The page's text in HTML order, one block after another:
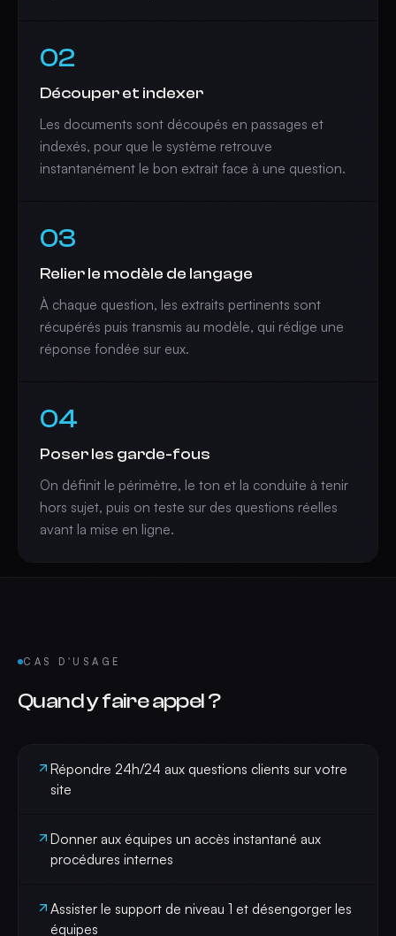
02
Découper et indexer
Les documents sont découpés en passages et
indexés, pour que le système retrouve
instantanément le bon extrait face à une question.
03
Relier le modèle de langage
À chaque question, les extraits pertinents sont
récupérés puis transmis au modèle, qui rédige une
réponse fondée sur eux.
04
Poser les garde-fous
On définit le périmètre, le ton et la conduite à tenir
hors sujet, puis on teste sur des questions réelles
avant la mise en ligne.
CAS D'USAGE
Quand y faire appel ?
Répondre 24h/24 aux questions clients sur votre
site
Donner aux équipes un accès instantané aux
procédures internes
Assister le support de niveau 1 et désengorger les
équipes